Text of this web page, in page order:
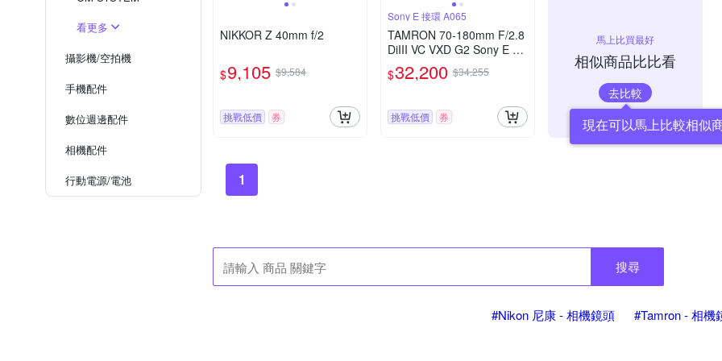
看更多
攝影機/空拍機
手機配件
數位週邊配件
相機配件
行動電源/電池
NIKKOR Z 40mm f/2
$9,105 $9,584
挑戰低價 券
Sony E 接環 A065
TAMRON 70-180mm F/2.8
DiIII VC VXD G2 Sony E 接
環 (A065)(平行輸入)
$32,200 $34,255
挑戰低價 券
馬上比買最好
相似商品比比看
去比較
現在可以馬上比較相似
1
搜尋
#Nikon 尼康 - 相機鏡頭 #Tamron - 相機